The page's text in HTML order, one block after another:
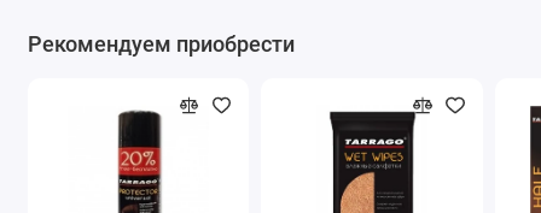
Рекомендуем приобрести